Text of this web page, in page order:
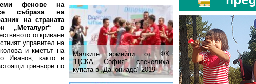
Малките армейци от ФК
“ЦСКА София” спечелиха
купата в „Данониада” 2019
фенове на
събраха на
на страната
„Металург“ в
откриване
управител на
и кметът на
Иванов, както и
треньори по